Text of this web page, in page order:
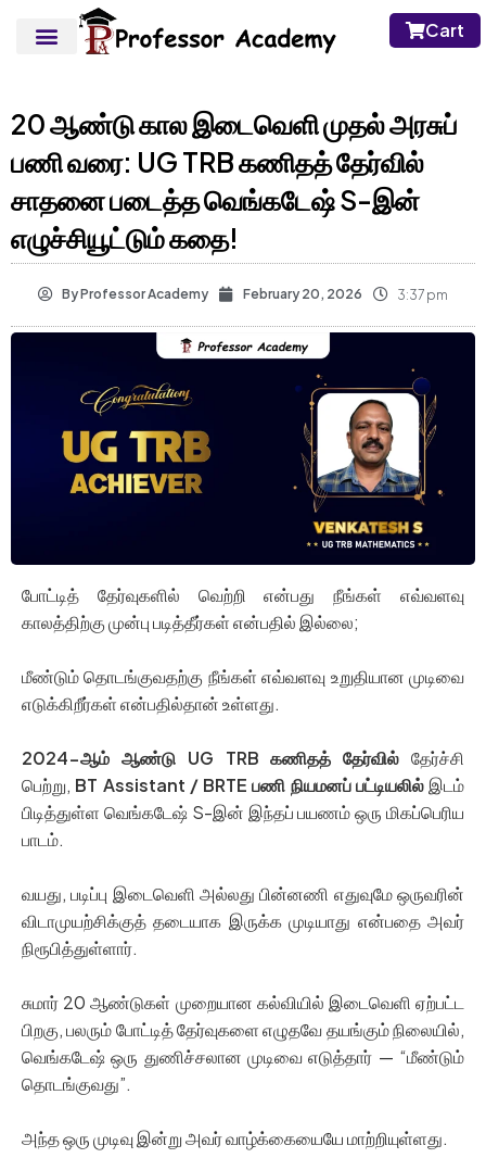
Cart
20 ஆண்டு கால இடைவெளி முதல் அரசுப்
பணி வரை: UG TRB கணிதத் தேர்வில்
சாதனை படைத்த வெங்கடேஷ் S-இன்
எழுச்சியூட்டும் கதை!
ByProfessor Academy February 20, 2026 3:37 pm
போட்டித் தேர்வுகளில் வெற்றி என்பது நீங்கள் எவ்வளவு
காலத்திற்கு முன்பு படித்தீர்கள் என்பதில் இல்லை;
மீண்டும் தொடங்குவதற்கு நீங்கள் எவ்வளவு உறுதியான முடிவை
எடுக்கிறீர்கள் என்பதில்தான் உள்ளது.
2024-ஆம் ஆண்டு UG TRB கணிதத் தேர்வில் தேர்ச்சி
பெற்று, BT Assistant / BRTE பணி நியமனப் பட்டியலில்இடம்
பிடித்துள்ள வெங்கடேஷ் S-இன் இந்தப் பயணம் ஒரு மிகப்பெரிய
பாடம்.
வயது, படிப்பு இடைவெளி அல்லது பின்னணி எதுவுமே ஒருவரின்
விடாமுயற்சிக்குத் தடையாக இருக்க முடியாது என்பதை அவர்
நிரூபித்துள்ளார்.
சுமார் 20 ஆண்டுகள் முறையான கல்வியில் இடைவெளி ஏற்பட்ட
பிறகு, பலரும் போட்டித் தேர்வுகளை எழுதவே தயங்கும் நிலையில்,
வெங்கடேஷ் ஒரு துணிச்சலான முடிவை எடுத்தார் — “மீண்டும்
தொடங்குவது”.
அந்த ஒரு முடிவு இன்று அவர் வாழ்க்கையையே மாற்றியுள்ளது.